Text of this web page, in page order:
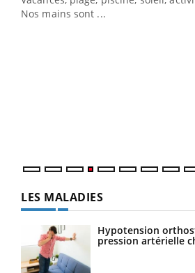
Nos mains sont ...
LES MALADIES
Hypotension
pression artérielle